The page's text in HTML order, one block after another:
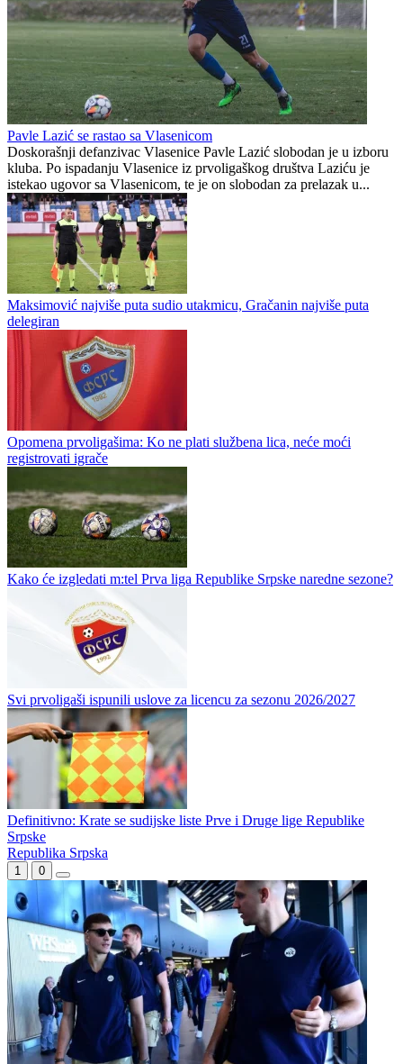
Romanija bolja od Glasinca u prijateljskom meču
Romanija pojačala desnu stranu
Vlasenica
1
Pavle Lazić se rastao sa Vlasenicom
Doskorašnji defanzivac Vlasenice Pavle Lazić slobodan je u izboru
kluba. Po ispadanju Vlasenice iz prvoligaškog društva Laziću je
istekao ugovor sa Vlasenicom, te je on slobodan za prelazak u...
Maksimović najviše puta sudio utakmicu, Gračanin najviše puta
delegiran
Opomena prvoligašima: Ko ne plati službena lica, neće moći
registrovati igrače
Kako će izgledati m:tel Prva liga Republike Srpske naredne sezone?
Svi prvoligaši ispunili uslove za licencu za sezonu 2026/2027